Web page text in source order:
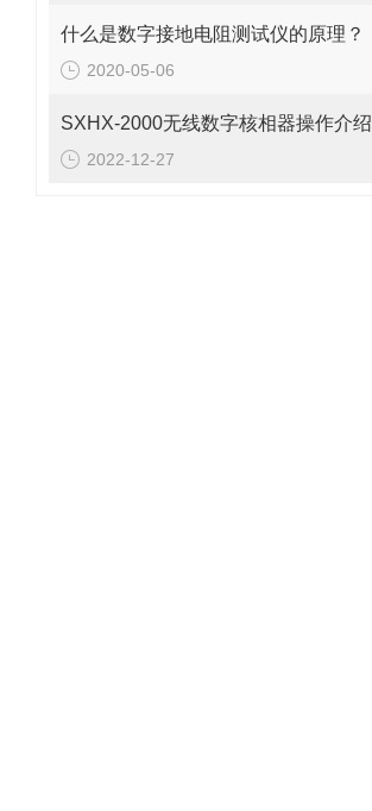
什么是数字接地电阻测试仪的原理？
2020-05-06
SXHX-2000无线数字核相器操作介绍
2022-12-27